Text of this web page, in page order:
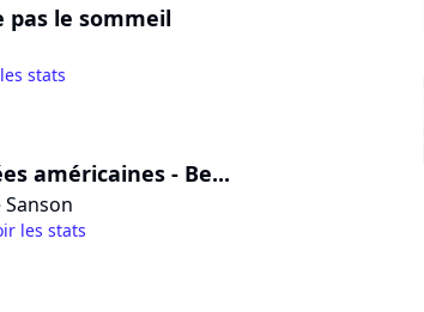
pas le sommeil
stats
américaines - Be...
les stats